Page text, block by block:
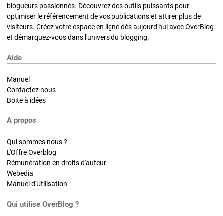
blogueurs passionnés. Découvrez des outils puissants pour
optimiser le référencement de vos publications et attirer plus de
visiteurs. Créez votre espace en ligne dès aujourd'hui avec OverBlog
et démarquez-vous dans l'univers du blogging.
Aide
Manuel
Contactez nous
Boite à idées
A propos
Qui sommes nous ?
L'Offre Overblog
Rémunération en droits d'auteur
Webedia
Manuel d'Utilisation
Qui utilise OverBlog ?